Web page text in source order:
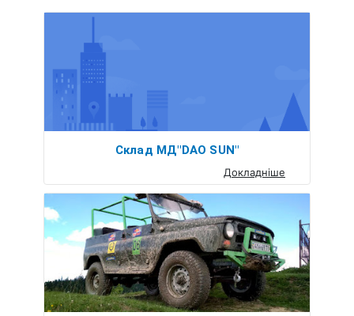
Cклад МД"DAO SUN"
Докладніше